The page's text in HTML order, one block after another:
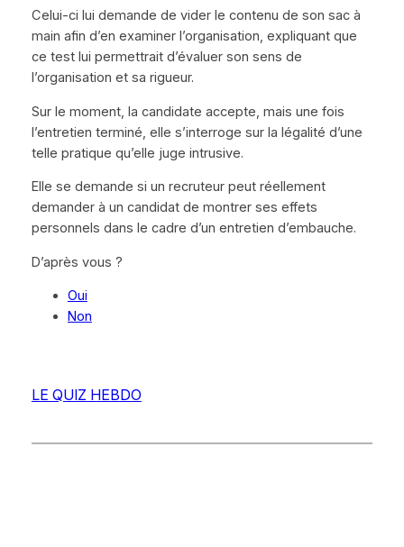
Celui-ci lui demande de vider le contenu de son sac à
main afin d’en examiner l’organisation, expliquant que
ce test lui permettrait d’évaluer son sens de
l’organisation et sa rigueur.
Sur le moment, la candidate accepte, mais une fois
l’entretien terminé, elle s’interroge sur la légalité d’une
telle pratique qu’elle juge intrusive.
Elle se demande si un recruteur peut réellement
demander à un candidat de montrer ses effets
personnels dans le cadre d’un entretien d’embauche.
D’après vous ?
Oui
Non
LE QUIZ HEBDO